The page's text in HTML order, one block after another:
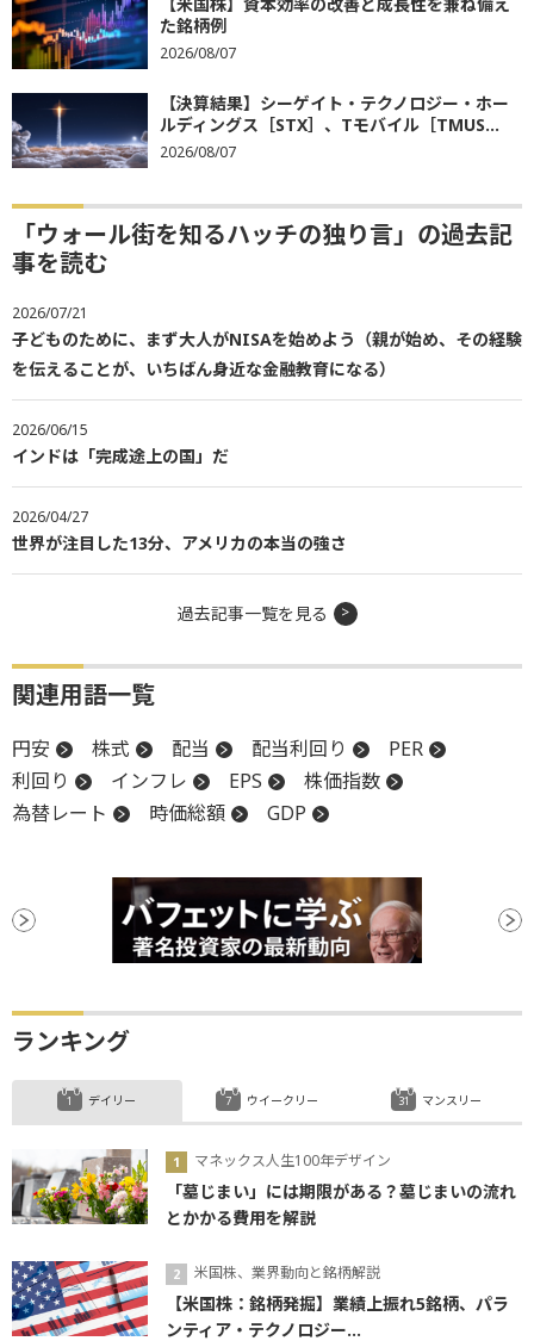
た銘柄例
2026/08/07
【決算結果】シーゲイト・テクノロジー・ホー
ルディングス［STX］、Tモバイル［TMUS...
2026/08/07
「ウォール街を知るハッチの独り言」の過去記
事を読む
2026/07/21
子どものために、まず大人がNISAを始めよう（親が始め、その経験
を伝えることが、いちばん身近な金融教育になる）
2026/06/15
インドは「完成途上の国」だ
2026/04/27
世界が注目した13分、アメリカの本当の強さ
過去記事一覧を見る
関連用語一覧
円安 株式 配当 配当利回り
PER
利回り
インフレ EPS
株価指数
為替レート
時価総額 GDP
ランキング
デイリー
マネックス人生100年デザイン
「墓じまい」には期限がある？墓じまいの流れ
とかかる費用を解説
米国株、業界動向と銘柄解説
【米国株：銘柄発掘】業績上振れ5銘柄、パラ
ンティア・テクノロジー...
ウイークリー マンスリー